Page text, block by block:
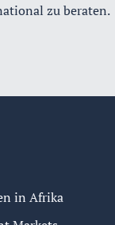
zu beraten.
in Afrika